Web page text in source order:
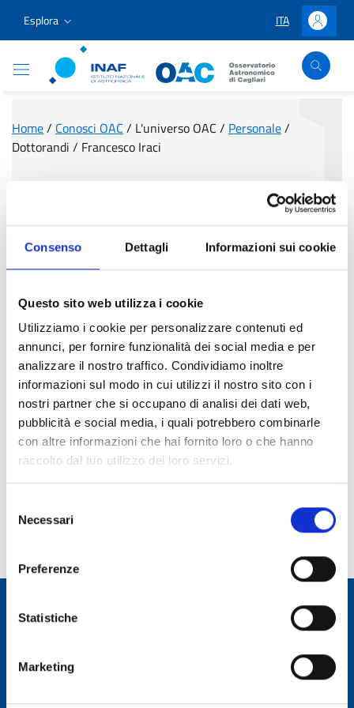
Consenso Dettagli Informazioni sui cookie
Questo sito web utilizza i cookie
Utilizziamo i cookie per personalizzare contenuti ed
annunci, per fornire funzionalità dei social media e per
analizzare il nostro traffico. Condividiamo inoltre
informazioni sul modo in cui utilizzi il nostro sito con i
nostri partner che si occupano di analisi dei dati web,
pubblicità e social media, i quali potrebbero combinarle
con altre informazioni che hai fornito loro o che hanno
raccolto dal tuo utilizzo dei loro servizi.
delNecessari
Preferenze
Statistiche
Marketing
Vai ai contenuti
Vai al menu di navigazione
Vai al footer
Esplora LINGUA
ITA Accedi
Osservatorio Astronomico Cagliari
Home/ Conosci OAC / L'universo OAC / Personale/
Dottorandi / Francesco Iraci
Ruolo:
Dottorando
Telefono:
070 71180278
Incarico dal: